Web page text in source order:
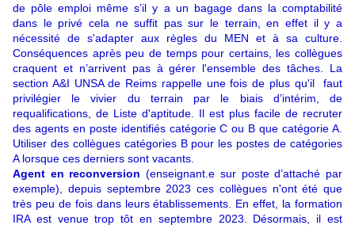
de pôle emploi même s’il y a un bagage dans la comptabilité
dans le privé cela ne suffit pas sur le terrain, en effet il y a
nécessité de s'adapter aux règles du MEN et à sa culture.
Conséquences après peu de temps pour certains, les collègues
craquent et n’arrivent pas à gérer l'ensemble des tâches. La
section A&I UNSA de Reims rappelle une fois de plus qu'il faut
privilégier le vivier du terrain par le biais d’intérim, de
requalifications, de Liste d'aptitude. Il est plus facile de recruter
des agents en poste identifiés catégorie C ou B que catégorie A.
Utiliser des collègues catégories B pour les postes de catégories
A lorsque ces derniers sont vacants.
Agent en reconversion(enseignant.e sur poste d’attaché par
exemple), depuis septembre 2023 ces collègues n'ont été que
très peu de fois dans leurs établissements. En effet, la formation
IRA est venue trop tôt en septembre 2023. Désormais, il est